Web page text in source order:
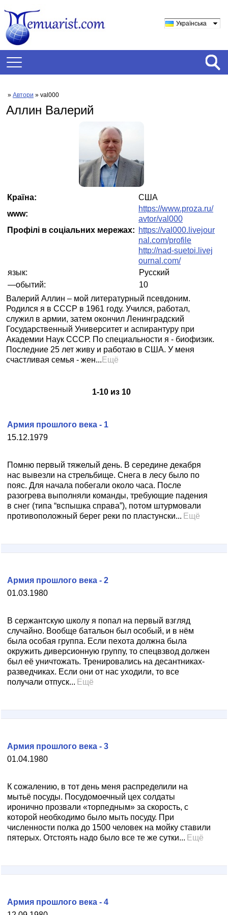
Українська
» Автори » val000
Аллин Валерий
Країна:
США
www:
https://www.proza.ru/
avtor/val000
Профілі в соціальних мережах: https://val000.livejour
nal.com/profile
http://nad-suetoi.livej
ournal.com/
язык:
Русский
—обытий:
10
Валерий Аллин – мой литературный псевдоним.
Родился я в СССР в 1961 году. Учился, работал,
служил в армии, затем окончил Ленинградский
Государственный Университет и аспирантуру при
Академии Наук СССР. По специальности я - биофизик.
Последние 25 лет живу и работаю в США. У меня
счастливая семья - жен... Ещё
1-10 из 10
15.12.1979
Армия прошлого века - 1
Помню первый тяжелый день. В середине декабря
нас вывезли на стрельбище. Снега в лесу было по
пояс. Для начала побегали около часа. После
разогрева выполняли команды, требующие падения
в снег (типа “вспышка справа”), потом штурмовали
противоположный берег реки по пластунски... Ещё
01.03.1980
Армия прошлого века - 2
В сержантскую школу я попал на первый взгляд
случайно. Вообще батальон был особый, и в нём
была особая группа. Если пехота должна была
окружить диверсионную группу, то спецвзвод должен
был её уничтожать. Тренировались на десантниках-
разведчиках. Если они от нас уходили, то все
получали отпуск... Ещё
01.04.1980
Армия прошлого века - 3
К сожалению, в тот день меня распределили на
мытьё посуды. Посудомоечный цех солдаты
иронично прозвали «торпедным» за скорость, с
которой необходимо было мыть посуду. При
численности полка до 1500 человек на мойку ставили
пятерых. Отстоять надо было все те же сутки... Ещё
Армия прошлого века - 4